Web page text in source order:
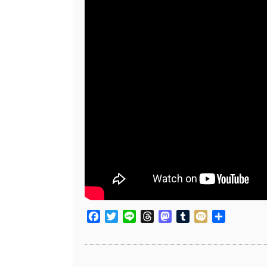
Facebook
TwitterLine ThreadsMastodon
TumblrMixi